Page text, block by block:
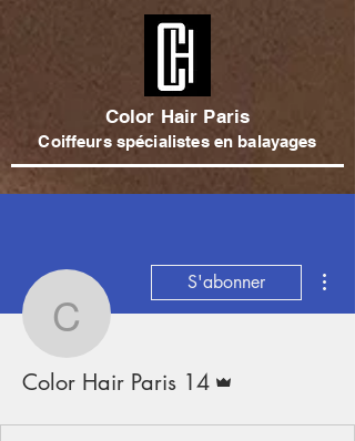
Color Hair Paris
Coiffeurs spécialistes en balayages
Color Hair Paris
S'abonner
Color Hair Paris 14